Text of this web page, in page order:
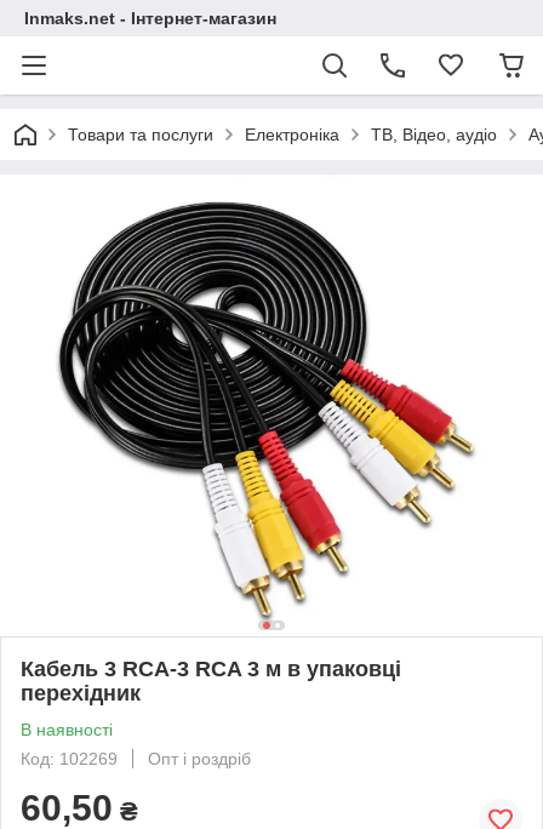
Inmaks.net - Інтернет-магазин
Товари та послуги Електроніка ТВ, Відео, аудіо
Кабель 3 RCA-3 RCA 3 м в упаковці
перехідник
В наявності
Код: 102269
Опт і роздріб
60,50 ₴